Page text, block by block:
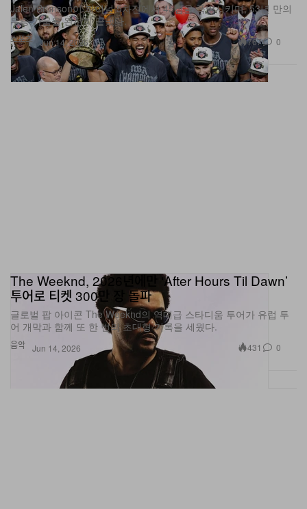
스포츠
Jalen Brunson이 파이널 5차전에서 45점을 폭발시키며, 53년 만의
우승 가뭄을 완전히 끝냈다.
Jun 14, 2026 767 0
음악
The Weeknd, 2026년에만 ‘After Hours Til Dawn’
투어로 티켓 300만 장 돌파
글로벌 팝 아이콘 The Weeknd의 역대급 스타디움 투어가 유럽 투
어 개막과 함께 또 한 번의 초대형 기록을 세웠다.
Jun 14, 2026 431 0